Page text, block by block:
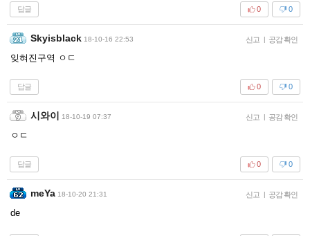
답글 0
0
Skyisblack 18-10-16 22:53 신고 | 공감 확인
잊혀진구역 ㅇㄷ
답글 0
0
시와이 18-10-19 07:37 신고 | 공감 확인
ㅇㄷ
답글 0
0
meYa 18-10-20 21:31 신고 | 공감 확인
de